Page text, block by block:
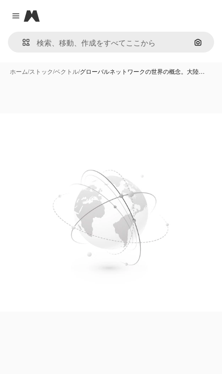
Close menu
Magnific
画像で
ホーム/ストック/ベクトル/グローバルネットワークの世界の概念。大陸…